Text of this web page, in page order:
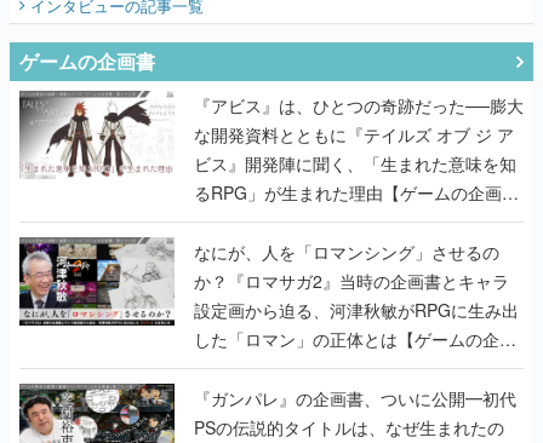
インタビューの記事一覧
ゲームの企画書
『アビス』は、ひとつの奇跡だった──膨大
な開発資料とともに『テイルズ オブ ジ ア
ビス』開発陣に聞く、「生まれた意味を知
るRPG」が生まれた理由【ゲームの企画
書】
なにが、人を「ロマンシング」させるの
か？『ロマサガ2』当時の企画書とキャラ
設定画から迫る、河津秋敏がRPGに生み出
した「ロマン」の正体とは【ゲームの企画
書】
『ガンパレ』の企画書、ついに公開━初代
PSの伝説的タイトルは、なぜ生まれたの